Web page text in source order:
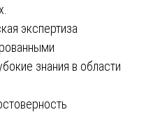
экспертиза
знания в области